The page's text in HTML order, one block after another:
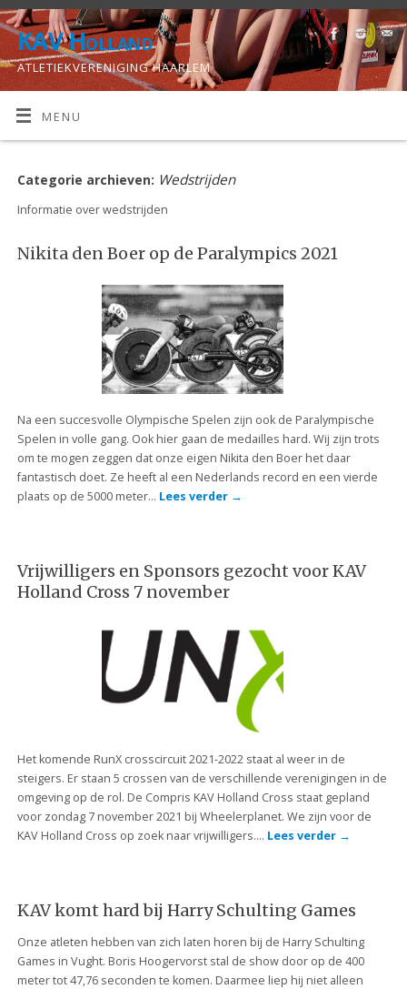
KAV Holland
ATLETIEKVERENIGING HAARLEM
MENU
Categorie archieven: Wedstrijden
Informatie over wedstrijden
Nikita den Boer op de Paralympics 2021
Na een succesvolle Olympische Spelen zijn ook de Paralympische
Spelen in volle gang. Ook hier gaan de medailles hard. Wij zijn trots
om te mogen zeggen dat onze eigen Nikita den Boer het daar
fantastisch doet. Ze heeft al een Nederlands record en een vierde
plaats op de 5000 meter… Lees verder →
Vrijwilligers en Sponsors gezocht voor KAV
Holland Cross 7 november
Het komende RunX crosscircuit 2021-2022 staat al weer in de
steigers. Er staan 5 crossen van de verschillende verenigingen in de
omgeving op de rol. De Compris KAV Holland Cross staat gepland
voor zondag 7 november 2021 bij Wheelerplanet. We zijn voor de
KAV Holland Cross op zoek naar vrijwilligers…. Lees verder →
KAV komt hard bij Harry Schulting Games
Onze atleten hebben van zich laten horen bij de Harry Schulting
Games in Vught. Boris Hoogervorst stal de show door op de 400
meter tot 47,76 seconden te komen. Daarmee liep hij niet alleen